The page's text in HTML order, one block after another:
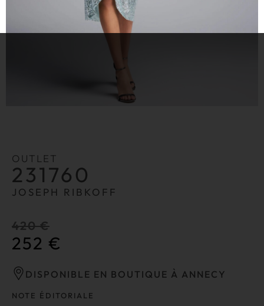
OUTLET
231760
JOSEPH RIBKOFF
420€
252 €
DISPONIBLE EN BOUTIQUE À ANNECY
NOTE ÉDITORIALE